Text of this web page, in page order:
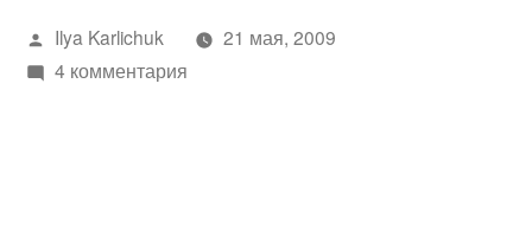
Написано
автором
Ilya Karlichuk
21 мая, 2009
4 комментарияк